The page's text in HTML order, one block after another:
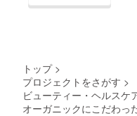
トップ >
プロジェクトをさがす >
ビューティー・ヘルスケ
オーガニックにこだわっ